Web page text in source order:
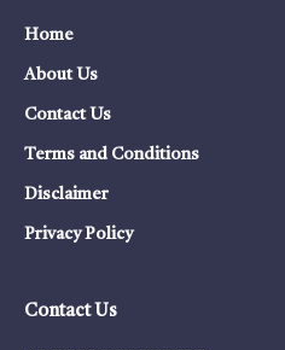
Home
About Us
Contact Us
Terms and Conditions
Disclaimer
Privacy Policy
Contact Us